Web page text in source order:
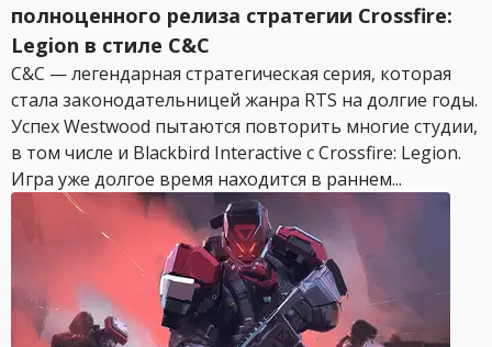
полноценного релиза стратегии Crossfire:
Legion в стиле C&C
C&C — легендарная стратегическая серия, которая
стала законодательницей жанра RTS на долгие годы.
Успех Westwood пытаются повторить многие студии,
в том числе и Blackbird Interactive с Crossfire: Legion.
Игра уже долгое время находится в раннем...